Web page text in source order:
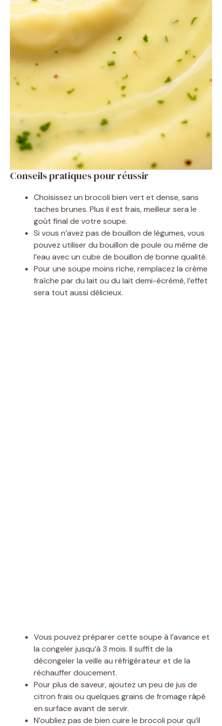
Conseils pratiques pour réussir
Choisissez un brocoli bien vert et dense, sans
taches brunes. Plus il est frais, meilleur sera le
goût final de votre soupe.
Si vous n’avez pas de bouillon de légumes, vous
pouvez utiliser du bouillon de poule ou même de
l’eau avec un cube de bouillon de bonne qualité.
Pour une soupe moins riche, remplacez la crème
fraîche par du lait ou du lait demi-écrémé, l’effet
sera tout aussi délicieux.
Vous pouvez préparer cette soupe à l’avance et
la congeler jusqu’à 3 mois. Il suffit de la
décongeler la veille au réfrigérateur et de la
réchauffer doucement.
Pour plus de saveur, ajoutez un peu de jus de
citron frais ou quelques grains de fromage râpé
en surface avant de servir.
N’oubliez pas de bien cuire le brocoli pour qu’il